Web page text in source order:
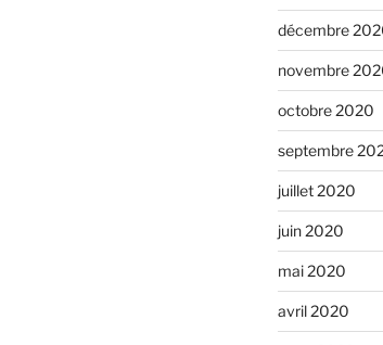
décembre
novembre
octobre 2020
septembre
juillet 2020
juin 2020
mai 2020
avril 2020